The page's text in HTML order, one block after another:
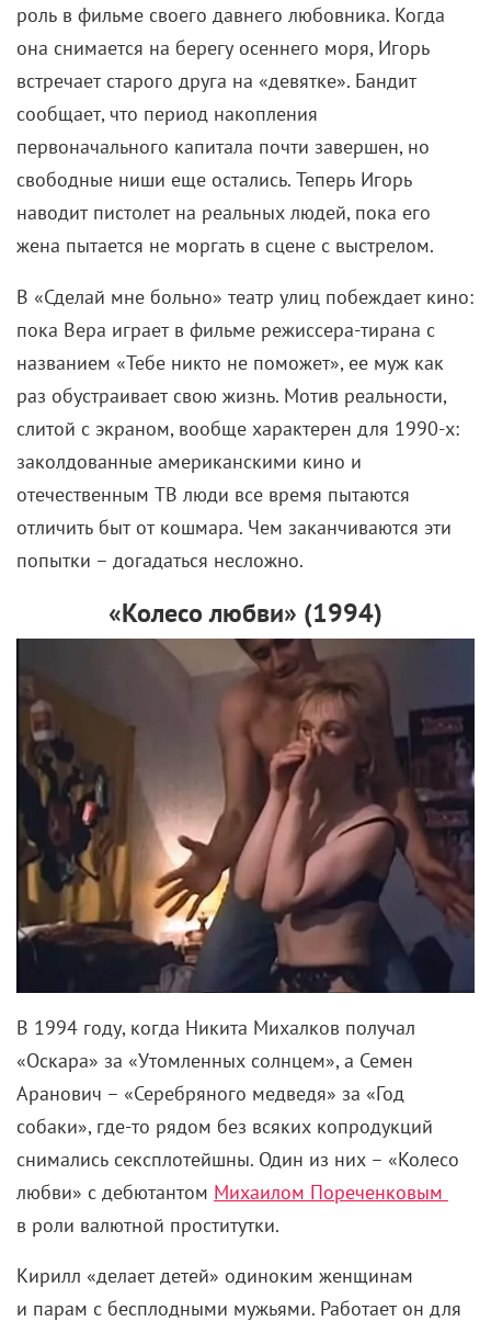
роль в фильме своего давнего любовника. Когда
она снимается на берегу осеннего моря, Игорь
встречает старого друга на «девятке». Бандит
сообщает, что период накопления
первоначального капитала почти завершен, но
свободные ниши еще остались. Теперь Игорь
наводит пистолет на реальных людей, пока его
жена пытается не моргать в сцене с выстрелом.
В «Сделай мне больно» театр улиц побеждает кино:
пока Вера играет в фильме режиссера-тирана с
названием «Тебе никто не поможет», ее муж как
раз обустраивает свою жизнь. Мотив реальности,
слитой с экраном, вообще характерен для 1990-х:
заколдованные американскими кино и
отечественным ТВ люди все время пытаются
отличить быт от кошмара. Чем заканчиваются эти
попытки – догадаться несложно.
«Колесо любви» (1994)
В 1994 году, когда Никита Михалков получал
«Оскара» за «Утомленных солнцем», а Семен
Аранович – «Серебряного медведя» за «Год
собаки», где-то рядом без всяких копродукций
снимались сексплотейшны. Один из них – «Колесо
любви» с дебютантом Михаилом Пореченковым
в роли валютной проститутки.
Кирилл «делает детей» одиноким женщинам
и парам с бесплодными мужьями. Работает он для